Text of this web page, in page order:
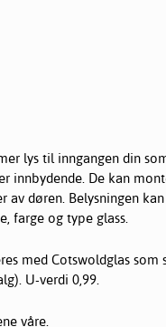
lys til inngangen din
innbydende. De kan
av døren. Belysningen
farge og type glass.
med Cotswoldglas som
U-verdi 0,99.
våre.